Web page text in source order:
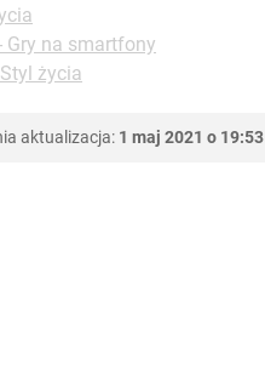
Gry na smartfony
życia
aktualizacja: 1 maj 2021 o 19:53